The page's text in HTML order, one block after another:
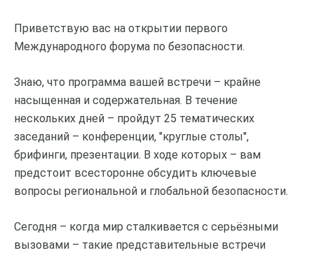
Приветствую вас на открытии первого
Международного форума по безопасности.
Знаю, что программа вашей встречи – крайне
насыщенная и содержательная. В течение
нескольких дней – пройдут 25 тематических
заседаний – конференции, "круглые столы",
брифинги, презентации. В ходе которых – вам
предстоит всесторонне обсудить ключевые
вопросы региональной и глобальной безопасности.
Сегодня – когда мир сталкивается с серьёзными
вызовами – такие представительные встречи